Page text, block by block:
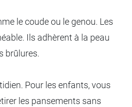
le coude ou le genou. Les
Ils adhèrent à la peau
brûlures.
Pour les enfants, vous
les pansements sans